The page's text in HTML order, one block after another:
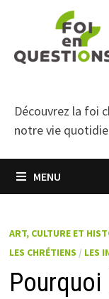
contenu
Découvrez la foi
notre vie
MENU
ART, CULTURE ET
LES CHRÉTIENS / LES
Pourquoi